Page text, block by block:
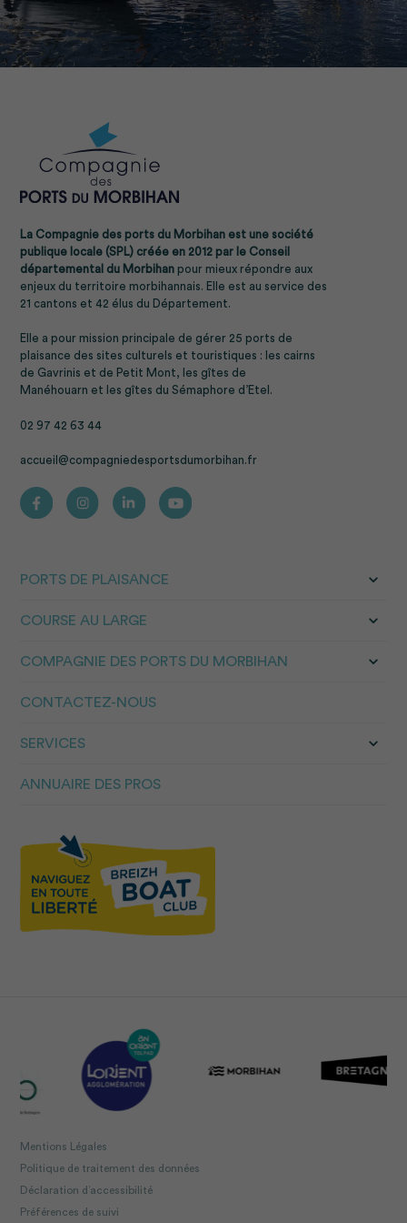
La Compagnie des ports du Morbihan est une société
publique locale (SPL) créée en 2012 par le Conseil
départemental du Morbihan pour mieux répondre aux
enjeux du territoire morbihannais. Elle est au service des
21 cantons et 42 élus du Département.
Elle a pour mission principale de gérer 25 ports de
plaisance des sites culturels et touristiques : les cairns
de Gavrinis et de Petit Mont, les gîtes de
Manéhouarn et les gîtes duSémaphore d’Etel.
02 97 42 63 44
accueil@compagniedesportsdumorbihan.fr
PORTS DE PLAISANCE
COURSE AU LARGE
COMPAGNIE DES PORTS DU MORBIHAN
CONTACTEZ-NOUS
SERVICES
ANNUAIRE DES PROS
Mentions Légales
Politique de traitement des données
Déclaration d’accessibilité
Préférences de suivi